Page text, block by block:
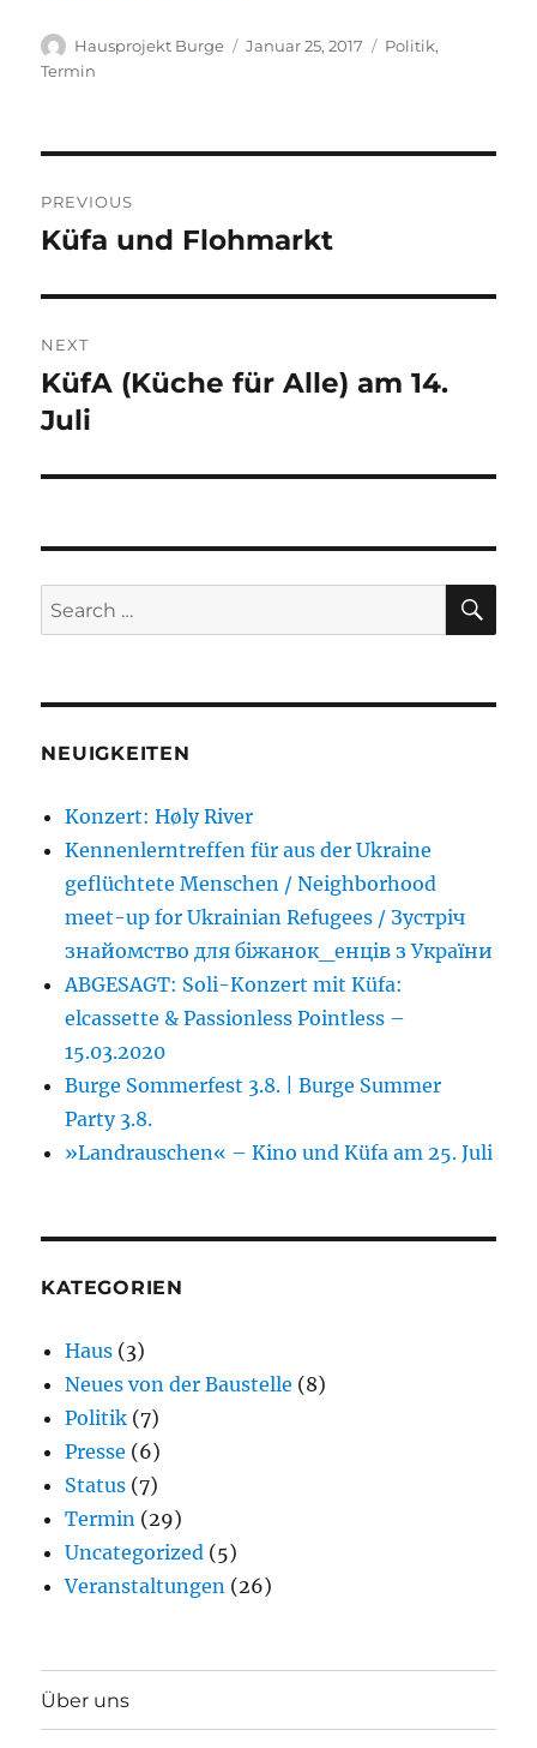
Author
Hausprojekt Burge
Posted
Januar 25, 2017 Categories
Politik,
Termin
navigation
PREVIOUS
Previous
Küfa und Flohmarkt
NEXT
Next
post:
KüfA (Küche für Alle) am 14.
Juli
Search
for:
NEUIGKEITEN
Konzert: Høly River
Kennenlerntreffen für aus der Ukraine
geflüchtete Menschen / Neighborhood
meet-up for Ukrainian Refugees / Зустріч
знайомство для біжанок_енців з України
ABGESAGT: Soli-Konzert mit Küfa:
elcassette & Passionless Pointless –
15.03.2020
Burge Sommerfest 3.8. | Burge Summer
Party 3.8.
»Landrauschen« – Kino und Küfa am 25. Juli
KATEGORIEN
Haus (3)
Neues von der Baustelle (8)
Politik (7)
Presse (6)
Status (7)
Termin (29)
Uncategorized (5)
Veranstaltungen (26)
Über uns